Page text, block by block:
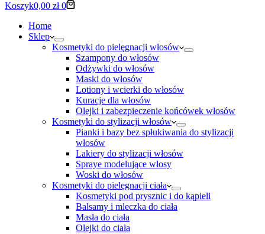
Koszyk0,00 zł 0
Home
Sklep
Kosmetyki do pielęgnacji włosów
Szampony do włosów
Odżywki do włosów
Maski do włosów
Lotiony i wcierki do włosów
Kuracje dla włosów
Olejki i zabezpieczenie końcówek włosów
Kosmetyki do stylizacji włosów
Pianki i bazy bez spłukiwania do stylizacji
włosów
Lakiery do stylizacji włosów
Spraye modelujące włosy
Woski do włosów
Kosmetyki do pielęgnacji ciała
Kosmetyki pod prysznic i do kąpieli
Balsamy i mleczka do ciała
Masła do ciała
Olejki do ciała